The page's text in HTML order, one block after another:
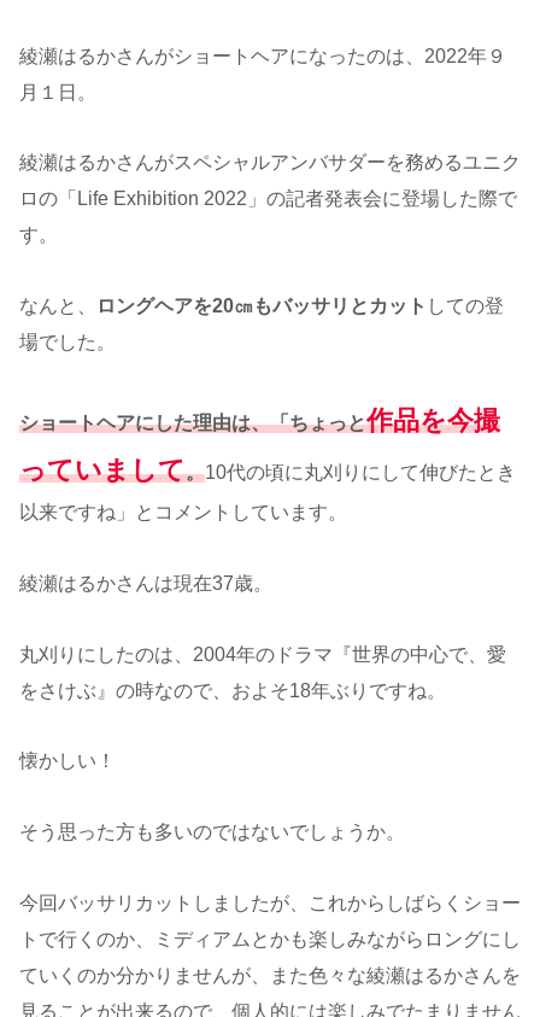
綾瀬はるかさんがショートヘアになったのは、2022年９
月１日。
綾瀬はるかさんがスペシャルアンバサダーを務めるユニク
ロの「Life Exhibition 2022」の記者発表会に登場した際で
す。
なんと、 ロングヘアを20㎝もバッサリとカット しての登
場でした。
ショートヘアにした理由は、「ちょっと作品を今撮
っていまして。10代の頃に丸刈りにして伸びたとき
以来ですね」とコメントしています。
綾瀬はるかさんは現在37歳。
丸刈りにしたのは、2004年のドラマ『世界の中心で、愛
をさけぶ』の時なので、およそ18年ぶりですね。
懐かしい！
そう思った方も多いのではないでしょうか。
今回バッサリカットしましたが、これからしばらくショー
トで行くのか、ミディアムとかも楽しみながらロングにし
ていくのか分かりませんが、また色々な綾瀬はるかさんを
見ることが出来るので、個人的には楽しみでたまりません